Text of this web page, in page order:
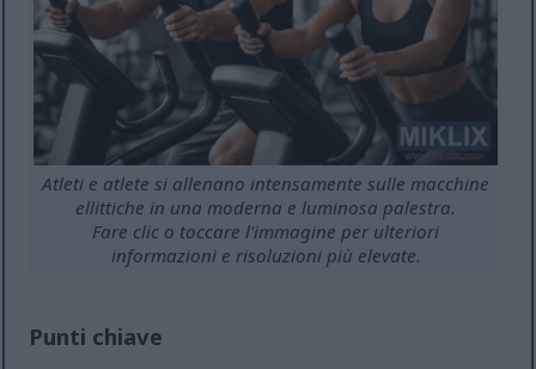
Atleti e atlete si allenano intensamente sulle macchine
ellittiche in una moderna e luminosa palestra.
Fare clic o toccare l'immagine per ulteriori
informazioni e risoluzioni più elevate.
Punti chiave